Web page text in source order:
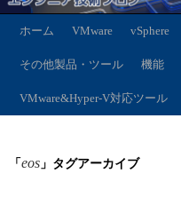
ホーム VMware vSphere
その他製品・ツール 機能
VMware&Hyper-V対応ツール
「eos 」タグアーカイブ